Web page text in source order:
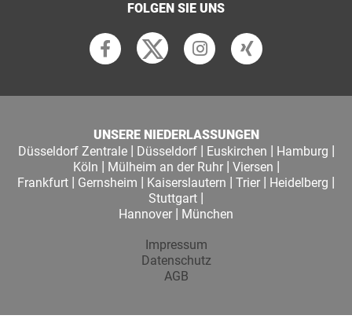
FOLGEN SIE UNS
UNSERE NIEDERLASSUNGEN
Düsseldorf Zentrale| Düsseldorf| Euskirchen | Hamburg |
Köln | Mülheim an der Ruhr| Viersen |
Frankfurt | Gernsheim | Kaiserslautern | Trier | Heidelberg |
Stuttgart |
Hannover | München
Impressum
Datenschutz
AGB